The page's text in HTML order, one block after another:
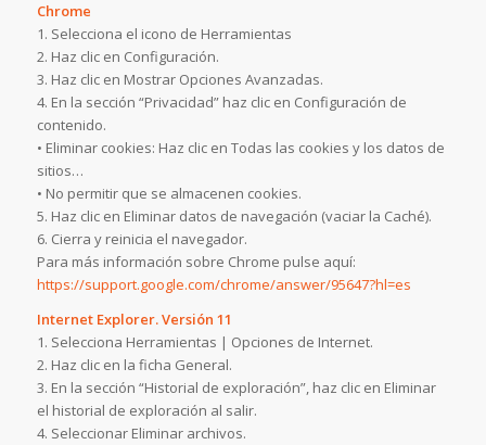
Chrome
1. Selecciona el icono de Herramientas
2. Haz clic en Configuración.
3. Haz clic en Mostrar Opciones Avanzadas.
4. En la sección “Privacidad” haz clic en Configuración de
contenido.
• Eliminar cookies: Haz clic en Todas las cookies y los datos de
sitios…
• No permitir que se almacenen cookies.
5. Haz clic en Eliminar datos de navegación (vaciar la Caché).
6. Cierra y reinicia el navegador.
Para más información sobre Chrome pulse aquí:
https://support.google.com/chrome/answer/95647?hl=es
Internet Explorer. Versión 11
1. Selecciona Herramientas | Opciones de Internet.
2. Haz clic en la ficha General.
3. En la sección “Historial de exploración”, haz clic en Eliminar
el historial de exploración al salir.
4. Seleccionar Eliminar archivos.